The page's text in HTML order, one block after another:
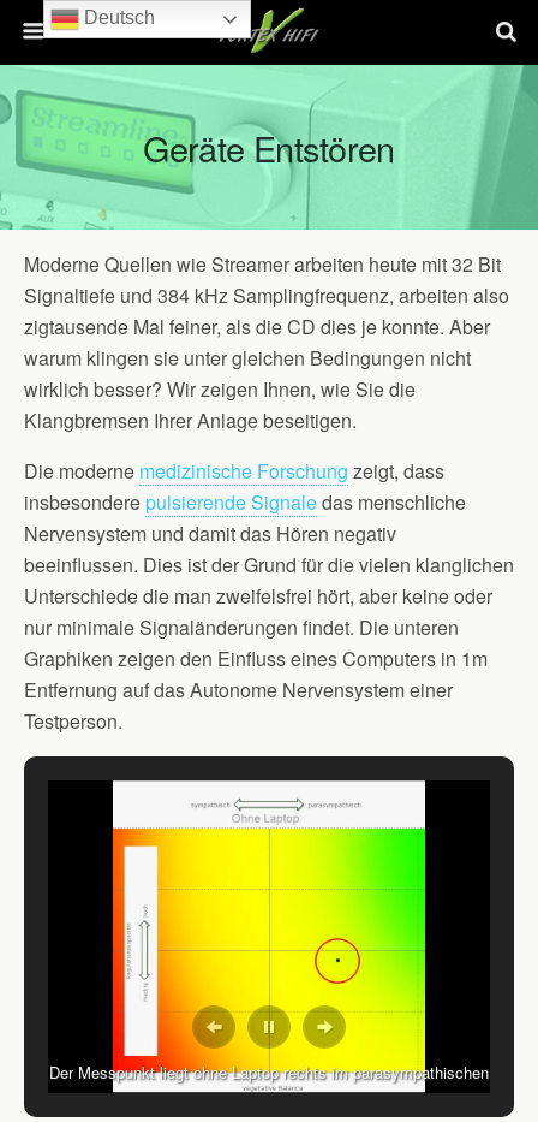
Geräte Entstören
Moderne Quellen wie Streamer arbeiten heute mit 32 Bit
Signaltiefe und 384 kHz Samplingfrequenz, arbeiten also
zigtausende Mal feiner, als die CD dies je konnte. Aber
warum klingen sie unter gleichen Bedingungen nicht
wirklich besser? Wir zeigen Ihnen, wie Sie die
Klangbremsen Ihrer Anlage beseitigen.
Die moderne medizinische Forschung zeigt, dass
insbesonderepulsierende Signaledas menschliche
Nervensystem und damit das Hören negativ
beeinflussen. Dies ist der Grund für die vielen klanglichen
Unterschiede die man zweifelsfrei hört, aber keine oder
nur minimale Signaländerungen findet. Die unteren
Graphiken zeigen den Einfluss eines Computers in 1m
Entfernung auf das Autonome Nervensystem einer
Testperson.
Der Messpunkt liegt ohne Laptop rechts im parasympathischen
Deutsch